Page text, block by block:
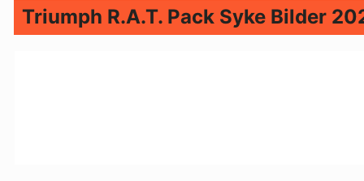
Triumph R.A.T. Pack Syke Bilder